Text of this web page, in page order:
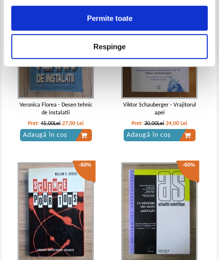
Permite toate
Respinge
Veronica Florea - Desen tehnic
de instalatii
Pret:45,00Lei 27,00 Lei
Adaugă în coș
Viktor Schauberger - Vrajitorul
apei
Pret:30,00Lei 24,00 Lei
Adaugă în coș
-60% -60%